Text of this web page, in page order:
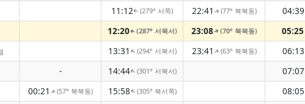
11:12↑(279° 서쪽) 22:41 ↑(77° 북북동) 04:39
12:20↑(287° 서북서) 23:08↑(70° 북북동) 05:25
13:31 ↑(294° 서북서) 23:41 ↑(63° 북북동) 06:13
- 14:44↑(301° 서북서) 07:07
00:21↑(57° 북북동) 15:58↑(305° 북서쪽) 08:05